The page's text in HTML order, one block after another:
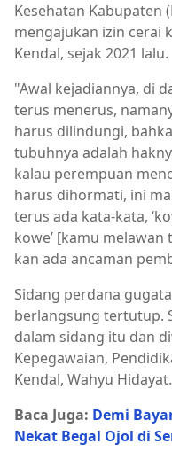
Kesehatan Kabupaten
mengajukan izin cerai
Kendal, sejak 2021 lalu.
"Awal kejadiannya, di
terus menerus,
harus dilindungi,
tubuhnya adalah
kalau perempuan
harus dihormati, ini
terus ada kata-kata,
kowe’ [kamu
kan ada ancaman
Sidang perdana
berlangsung tertutup.
dalam sidang itu dan
Kepegawaian,
Kendal, Wahyu Hidayat.
Baca Juga: Demi
Nekat Begal Ojol di